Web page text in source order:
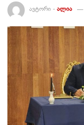
ავტორი - ალია